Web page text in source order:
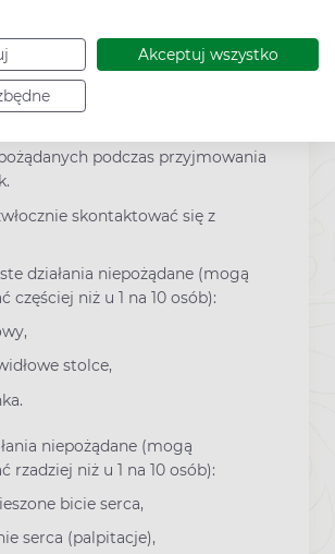
Akceptuj wszystko
Konieczne może okazać się
krwi, a o dalszym leczeniu
podczas przyjmowania
skontaktować się z
działania niepożądane (mogą
częściej niż u 1 na 10 osób):
stolce,
niepożądane (mogą
rzadziej niż u 1 na 10 osób):
bicie serca,
serca (palpitacje),